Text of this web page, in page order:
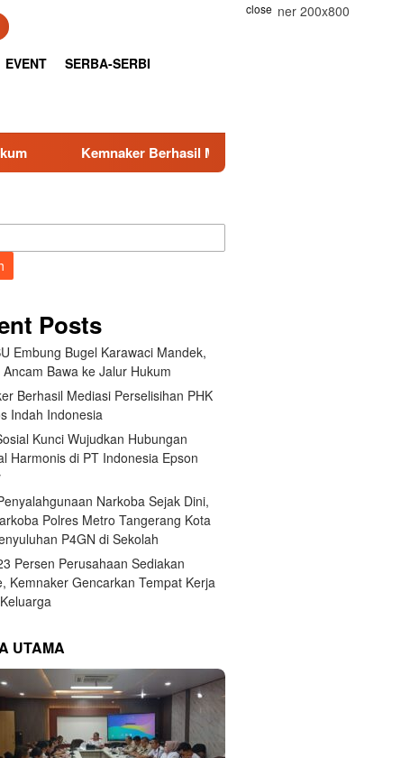
close
EVENT SERBA-SERBI
Mediasi Perselisihan PHK PT Amos Indah Indonesia
Posts
Embung Bugel Karawaci Mandek,
Ancam Bawa ke Jalur Hukum
Berhasil Mediasi Perselisihan PHK
Indah Indonesia
Kunci Wujudkan Hubungan
Harmonis di PT Indonesia Epson
Narkoba Sejak Dini,
Polres Metro Tangerang Kota
P4GN di Sekolah
Persen Perusahaan Sediakan
Kemnaker Gencarkan Tempat Kerja
UTAMA